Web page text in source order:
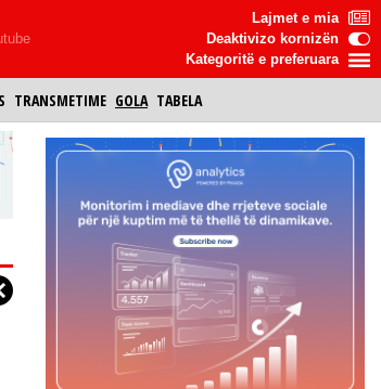
Lajmet e mia
Deaktivizo kornizën
Kategoritë e preferuara
TRANSMETIME GOLA TABELA